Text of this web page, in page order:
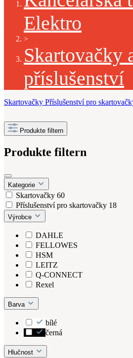
Elektro
>
Skartovačky
příslušenství
Skartovačky Příslušenství pro
Produkte filtern
Produkte filtern
Kategorie
Skartovačky 60
Příslušenství pro skartovačky 18
Výrobce
DAHLE
FELLOWES
HSM
LEITZ
Q-CONNECT
Rexel
Barva
bílé
černá
Hlučnost